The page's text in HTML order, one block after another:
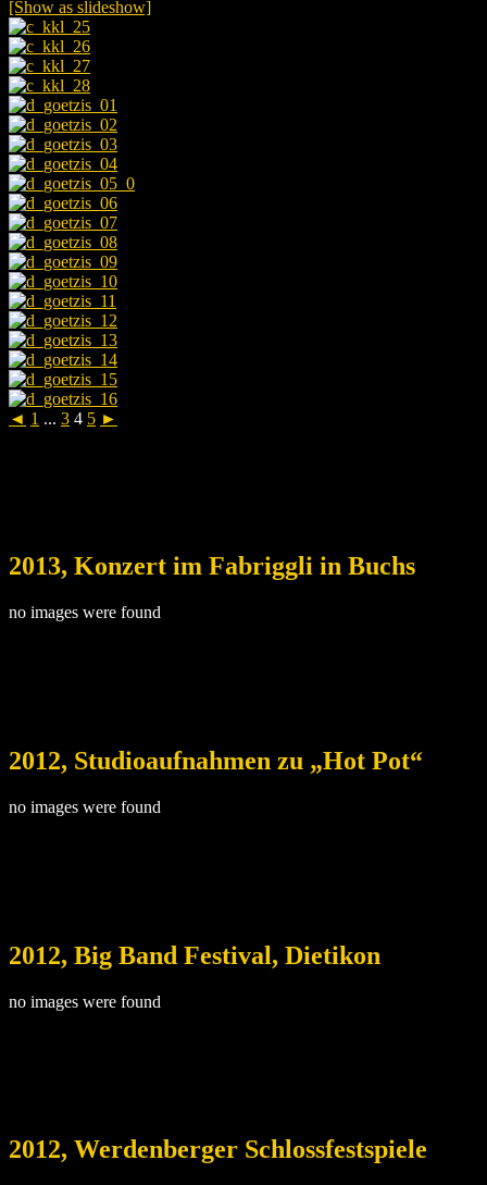
[Show as slideshow]
◄ 1 ... 3 4 5 ►
2013, Konzert im Fabriggli in Buchs
no images were found
2012, Studioaufnahmen zu „Hot Pot“
no images were found
2012, Big Band Festival, Dietikon
no images were found
2012, Werdenberger Schlossfestspiele